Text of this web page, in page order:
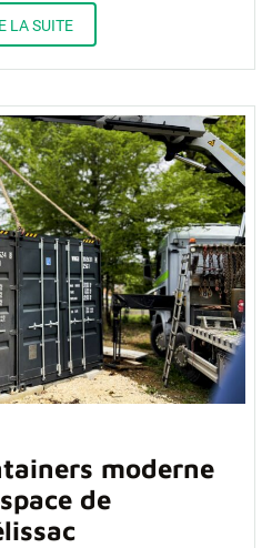
LA SUITE
moderne
de